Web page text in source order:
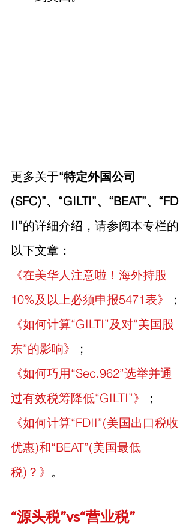
更多关于“特定外国公司
(SFC)”、“GILTI”、“BEAT”、“FD
II”的详细介绍，请参阅本专栏的
以下文章：
《在美华人注意啦！海外持股
10%及以上必须申报5471表》
；
《如何计算“GILTI”及对“美国股
东”的影响》
；
《如何巧用“Sec.962”选举并通
过有效税筹降低“GILTI”》
；
《如何计算“FDII”(美国出口税收
优惠)和“BEAT”(美国最低
税)？ 》 。
“源头税”vs“营业税”